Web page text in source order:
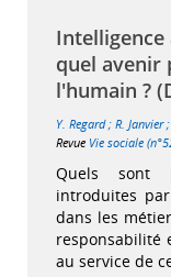
quel avenir
l'humain ?
Y. Regard; R. Janvier;
Revue Vie sociale
Quels sont
introduites
dans les
responsabilité
au service de